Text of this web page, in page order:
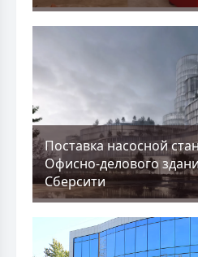
Поставка насосной
Офисно-делового
Сберсити